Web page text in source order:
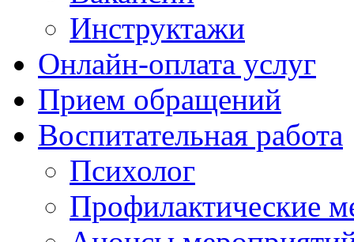
Инструктажи
Онлайн-оплата услуг
Прием обращений
Воспитательная работа
Психолог
Профилактические